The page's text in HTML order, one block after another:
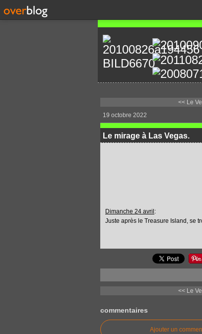
<< Le
19 octobre 2022
Le mirage à Las Vegas.
Dimanche 24 avril :
Juste après le Treasure Island, se
<< Le
commentaires
Ajouter un